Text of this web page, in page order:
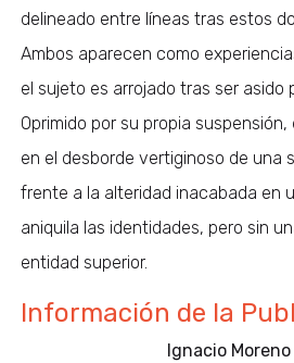
delineado entre líneas tras estos
Ambos aparecen como
el sujeto es arrojado tras ser asido
Oprimido por su propia
en el desborde vertiginoso de una
frente a la alteridad inacabada en
aniquila las identidades, pero sin
entidad superior.
Información de la
Ignacio